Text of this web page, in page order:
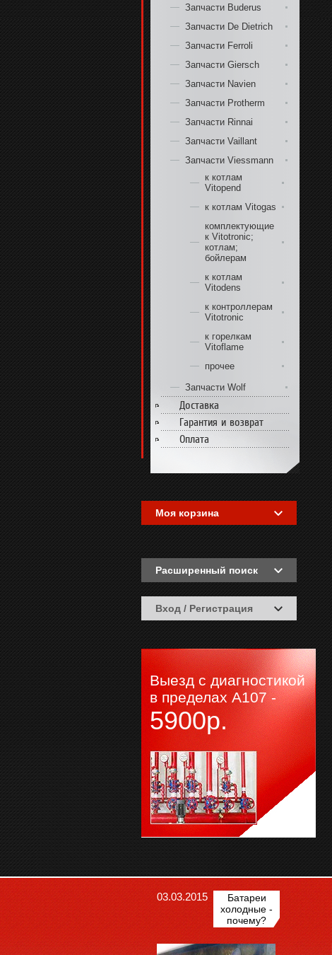
Запчасти Buderus
Запчасти De Dietrich
Запчасти Ferroli
Запчасти Giersch
Запчасти Navien
Запчасти Protherm
Запчасти Rinnai
Запчасти Vaillant
Запчасти Viessmann
к котлам
Vitopend
к котлам Vitogas
комплектующие
к Vitotroniс;
котлам;
бойлерам
к котлам
Vitodens
к контроллерам
Vitotroniс
к горелкам
Vitoflame
прочее
Запчасти Wolf
Доставка
Гарантия и возврат
Оплата
Моя корзина
Расширенный поиск
Вход / Регистрация
Выезд с диагностикой
в пределах А107 -
5900р.
03.03.2015
Батареи
холодные -
почему?
online
Мессенджеры
Свяжитесь с нами через любой удобный
мессенджер!
WhatsApp Telegram